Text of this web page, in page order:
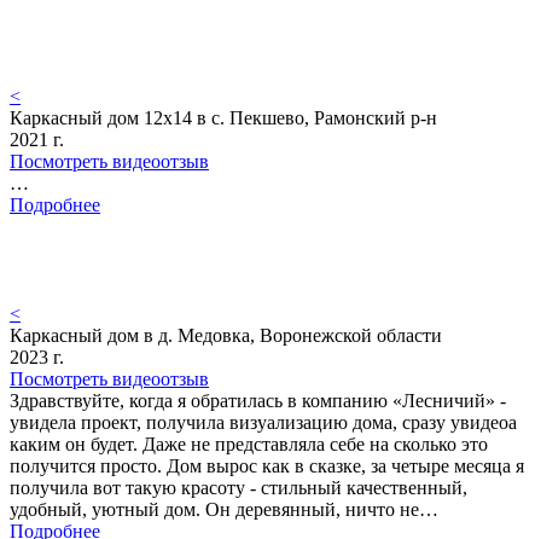
<
Каркасный дом 12х14 в с. Пекшево, Рамонский р-н
2021 г.
Посмотреть видеоотзыв
…
Подробнее
<
Каркасный дом в д. Медовка, Воронежской области
2023 г.
Посмотреть видеоотзыв
Здравствуйте, когда я обратилась в компанию «Лесничий» -
увидела проект, получила визуализацию дома, сразу увидеоа
каким он будет. Даже не представляла себе на сколько это
получится просто. Дом вырос как в сказке, за четыре месяца я
получила вот такую красоту - стильный качественный,
удобный, уютный дом. Он деревянный, ничто не…
Подробнее